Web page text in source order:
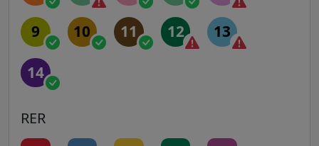
9 10 11 12 13
14
RER